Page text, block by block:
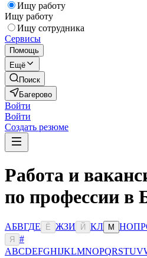
Ищу работу
Ищу работу
Ищу сотрудника
Сервисы
Помощь
Ещё
Поиск
Багерово
Войти
Войти
Создать резюме
Работа и
по профессии в
АБВГДЕ Ё ЖЗИ Й КЛ М НОПР
Я
#
ABCDEFGHIJKLMNOPQRSTUV